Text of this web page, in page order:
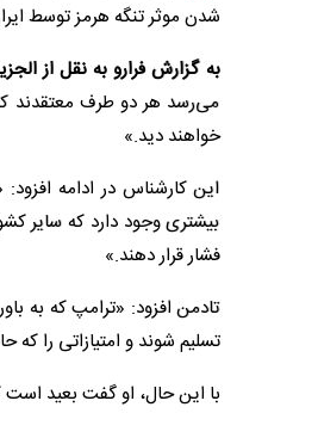
شدن موثر تنگه هرمز توسط
به گزارش فرارو به نقل از
می‌رسد هر دو طرف معتقدند که
خواهند دید.»
این کارشناس در ادامه
بیشتری وجود دارد که سایر
فشار قرار دهند.»
تادمن افزود: «ترامپ که به
تسلیم شوند و امتیازاتی را
با این حال، او گفت بعید است